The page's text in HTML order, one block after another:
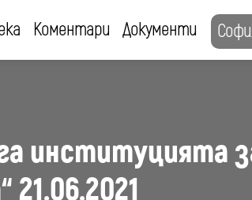
Коментари Документи
институцията